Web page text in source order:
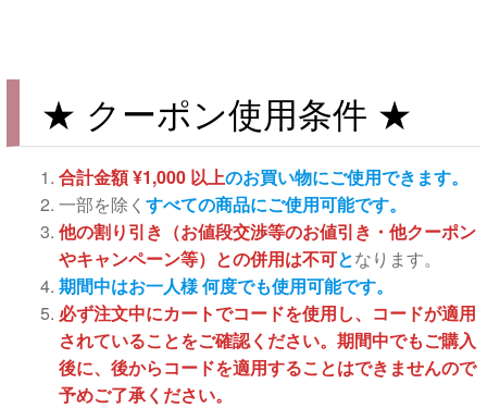
★ クーポン使用条件 ★
合計金額 ¥1,000 以上のお買い物にご使用できます。
一部を除く すべての商品にご使用可能です。
他の割り引き（お値段交渉等のお値引き・他クーポン
やキャンペーン等）との併用は不可となります。
期間中はお一人様 何度でも使用可能です。
必ず注文中にカートでコードを使用し、コードが適用
されていることをご確認ください。期間中でもご購入
後に、後からコードを適用することはできませんので
予めご了承ください。